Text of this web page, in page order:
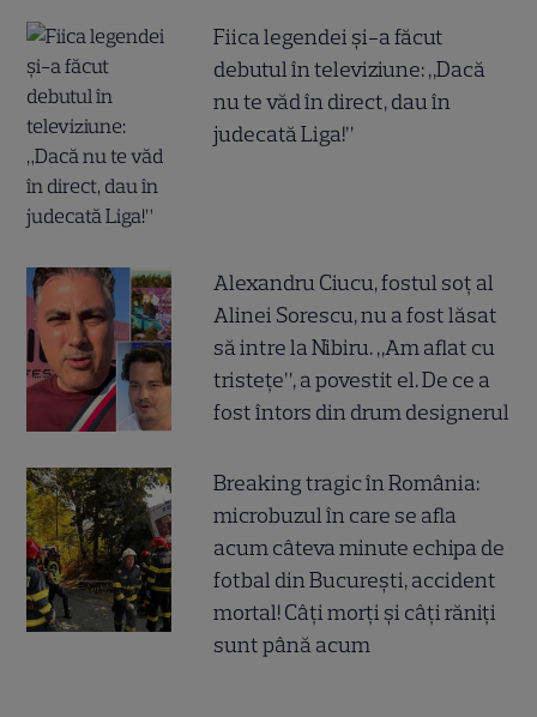
Fiica legendei și-a făcut
debutul în televiziune: „Dacă
nu te văd în direct, dau în
judecată Liga!”
Alexandru Ciucu, fostul soț al
Alinei Sorescu, nu a fost lăsat
să intre la Nibiru. „Am aflat cu
tristețe”, a povestit el. De ce a
fost întors din drum designerul
Breaking tragic în România:
microbuzul în care se afla
acum câteva minute echipa de
fotbal din București, accident
mortal! Câți morți și câți răniți
sunt până acum